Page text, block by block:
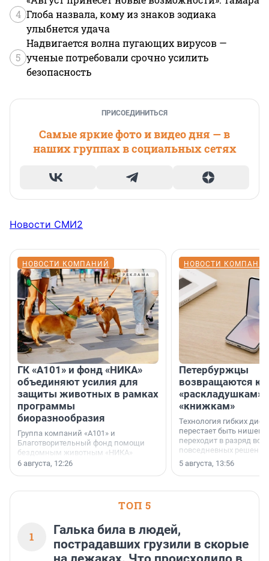
4 Глоба назвала, кому из знаков зодиака
улыбнется удача
5
Надвигается волна пугающих вирусов —
ученые потребовали срочно усилить
безопасность
ПРИСОЕДИНИТЬСЯ
Самые яркие фото и видео дня — в
наших группах в социальных сетях
Новости СМИ2
НОВОСТИ КОМПАНИЙ
ГК «А101» и фонд «НИКА»
объединяют усилия для
защиты животных в рамках
программы
биоразнообразия
Группа компаний «А101» и
Благотворительный фонд помощи
бездомным животным «НИКА»
заключили соглашение о
6 августа, 12:26
НОВОСТИ
Петербуржцы
возвращаются к
«раскладушкам»
«книжкам»
Технология гибких
перестает быть
переходит в разряд
повседневных
5 августа, 13:56
ТОП 5
1
Галька била в людей,
пострадавших грузили в скорые